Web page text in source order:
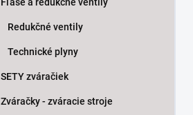
Redukčné ventily
Technické plyny
SETY zváračiek
Zváračky - zváracie stroje